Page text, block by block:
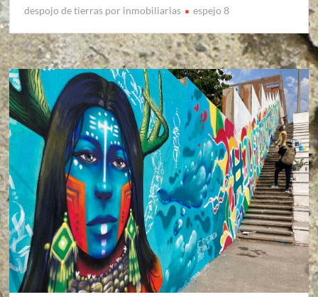
despojo de tierras por inmobiliarias
espejo 8